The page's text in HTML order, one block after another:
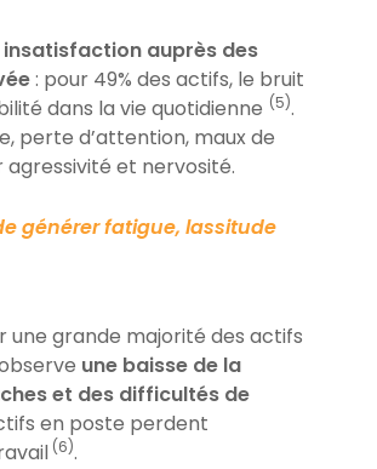
insatisfaction auprès des
: pour 49% des actifs, le bruit
dans la vie quotidienne (5).
perte d’attention, maux de
et nervosité.
générer fatigue, lassitude
une grande majorité des actifs
une baisse de la
et des difficultés de
en poste perdent
(6).